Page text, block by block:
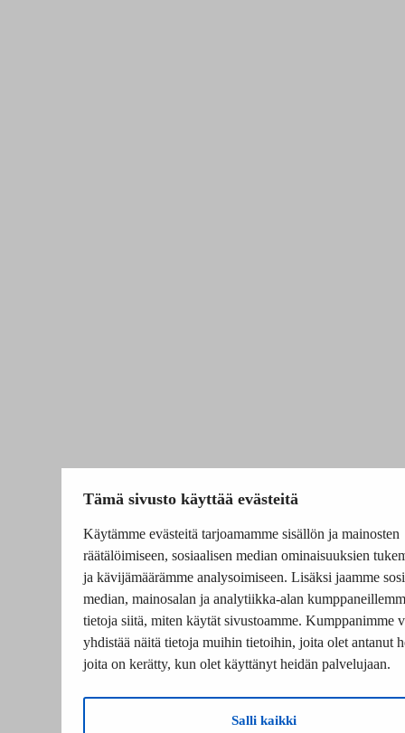
Tämä sivusto käyttää evästeitä
Käytämme evästeitä tarjoamamme sisällön ja mainosten
räätälöimiseen, sosiaalisen median ominaisuuksien
ja kävijämäärämme analysoimiseen. Lisäksi jaamme
median, mainosalan ja analytiikka-alan
tietoja siitä, miten käytät sivustoamme. Kumppanimme
yhdistää näitä tietoja muihin tietoihin, joita olet antanut
joita on kerätty, kun olet käyttänyt heidän palvelujaan.
Salli kaikki